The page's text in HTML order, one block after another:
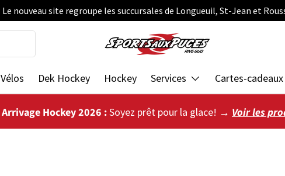
Le nouveau site regroupe les succursales de Longueuil, St-Jean et
Vélos Dek Hockey Hockey Services Cartes-cadeaux
Arrivage Hockey 2026 :Soyez prêt pour la glace! → Voir les